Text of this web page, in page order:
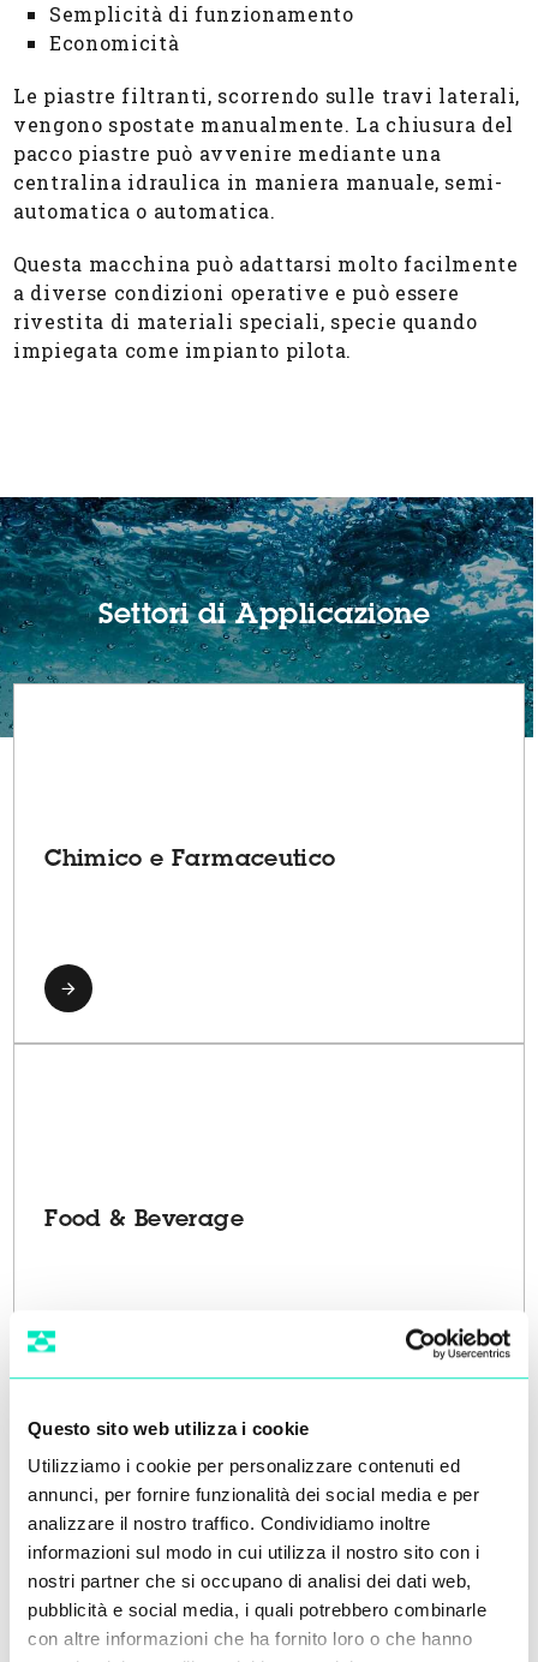
Questo sito web utilizza i cookie
Utilizziamo i cookie per personalizzare contenuti ed
annunci, per fornire funzionalità dei social media e per
analizzare il nostro traffico. Condividiamo inoltre
informazioni sul modo in cui utilizza il nostro sito con i
nostri partner che si occupano di analisi dei dati web,
pubblicità e social media, i quali potrebbero combinarle
con altre informazioni che ha fornito loro o che hanno
Semplicità di funzionamento
Economicità
Le piastre filtranti, scorrendo sulle travi laterali,
vengono spostate manualmente. La chiusura del
pacco piastre può avvenire mediante una
centralina idraulica in maniera manuale, semi-
automatica o automatica.
Questa macchina può adattarsi molto facilmente
a diverse condizioni operative e può essere
rivestita di materiali speciali, specie quando
impiegata come impianto pilota.
Settori di Applicazione
Chimico e Farmaceutico
Food & Beverage
Trattamento Acque